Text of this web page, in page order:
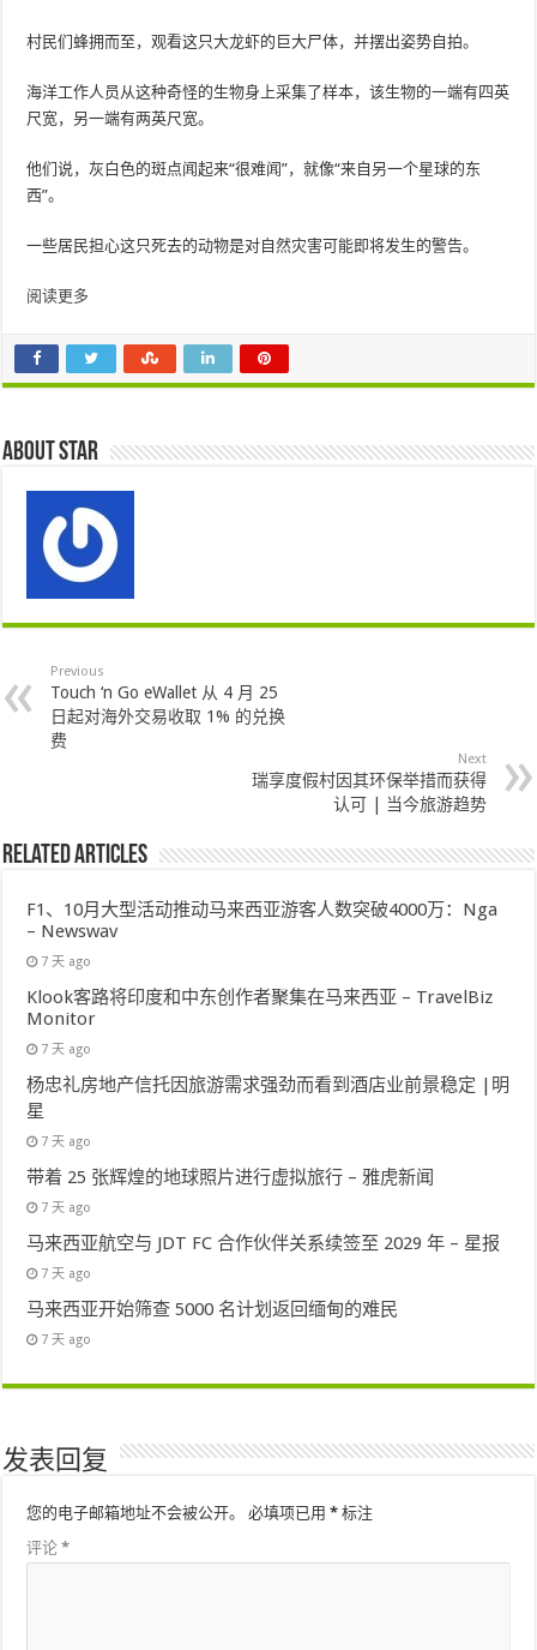
村民们蜂拥而至，观看这只大龙虾的巨大尸体，并摆出姿势自拍。
海洋工作人员从这种奇怪的生物身上采集了样本，该生物的一端有四英
尺宽，另一端有两英尺宽。
他们说，灰白色的斑点闻起来“很难闻”，就像“来自另一个星球的东
西”。
一些居民担心这只死去的动物是对自然灾害可能即将发生的警告。
阅读更多
About star
Previous
Touch ‘n Go eWallet 从 4 月 25
日起对海外交易收取 1% 的兑换
费
Next
瑞享度假村因其环保举措而获得
认可 | 当今旅游趋势
Related Articles
F1、10月大型活动推动马来西亚游客人数突破4000万：Nga
– Newswav
7 天 ago
Klook客路将印度和中东创作者聚集在马来西亚 – TravelBiz
Monitor
7 天 ago
杨忠礼房地产信托因旅游需求强劲而看到酒店业前景稳定 |明
星
7 天 ago
带着 25 张辉煌的地球照片进行虚拟旅行 – 雅虎新闻
7 天 ago
马来西亚航空与 JDT FC 合作伙伴关系续签至 2029 年 – 星报
7 天 ago
马来西亚开始筛查 5000 名计划返回缅甸的难民
7 天 ago
发表回复
您的电子邮箱地址不会被公开。 必填项已用* 标注
评论*